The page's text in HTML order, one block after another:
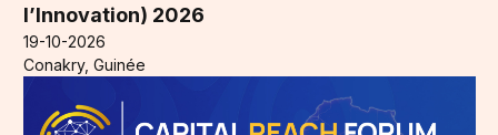
l’Innovation) 2026
19-10-2026
Conakry, Guinée